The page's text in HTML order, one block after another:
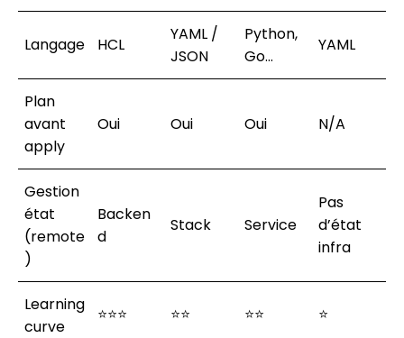
Langage HCL
YAML /
JSON
Python,
Go…
YAML
Plan
avant
apply
Oui Oui Oui N/A
Gestion
état
(remote
)
Backen
d
Stack Service
Pas
d’état
infra
Learning
curve
⭐⭐⭐ ⭐⭐ ⭐⭐ ⭐